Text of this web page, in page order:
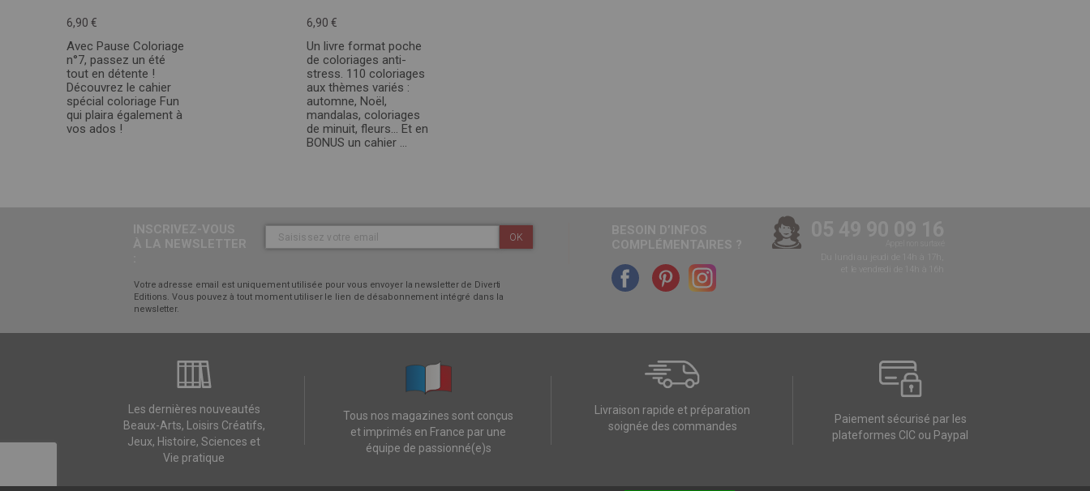
6,90 €
Avec Pause Coloriage
n°7, passez un été
tout en détente !
Découvrez le cahier
spécial coloriage Fun
qui plaira également à
vos ados !
6,90 €
Un livre format poche
de coloriages anti-
stress. 110 coloriages
aux thèmes variés :
automne, Noël,
mandalas, coloriages
de minuit, fleurs… Et en
BONUS un cahier ...
OK
Votre adresse email est uniquement utilisée pour vous envoyer la newsletter de Diverti
Editions. Vous pouvez à tout moment utiliser le lien de désabonnement intégré dans la
newsletter.
Les dernières nouveautés
Beaux-Arts, Loisirs Créatifs,
Jeux, Histoire, Sciences et
Vie pratique
Tous nos magazines sont conçus
et imprimés en France par une
équipe de passionné(e)s
Livraison rapide et préparation
soignée des commandes
Paiement sécurisé par les
plateformes CIC ou Paypal